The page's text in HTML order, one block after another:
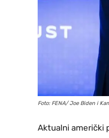
Foto: FENA/ Joe Biden i
Aktualni američki